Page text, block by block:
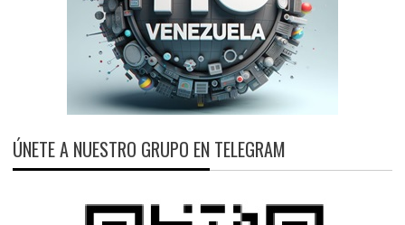
ÚNETE A NUESTRO GRUPO EN TELEGRAM